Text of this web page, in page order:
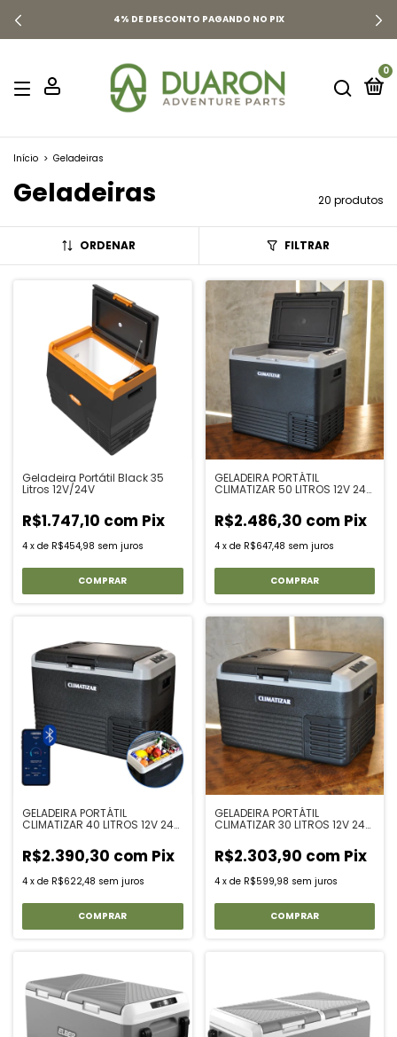
4% DE DESCONTO PAGANDO NO PIX
0
Início > Geladeiras
Geladeiras 20 produtos
ORDENAR FILTRAR
Geladeira Portátil Black 35
Litros 12V/24V
R$1.747,10 com Pix
4 x de R$454,98 sem juros
GELADEIRA PORTÁTIL
CLIMATIZAR 50 LITROS 12V 24V
CAMINHÃO CAMPING
R$2.486,30 com Pix
4 x de R$647,48 sem juros
GELADEIRA PORTÁTIL
CLIMATIZAR 40 LITROS 12V 24V
CAMINHÃO CAMPING
R$2.390,30 com Pix
4 x de R$622,48 sem juros
GELADEIRA PORTÁTIL
CLIMATIZAR 30 LITROS 12V 24V
CAMINHÃO CAMPING
R$2.303,90 com Pix
4 x de R$599,98 sem juros